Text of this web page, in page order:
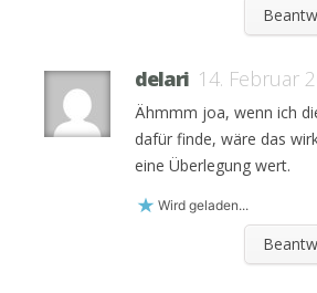
delari 14. Februar
Ähmmm joa, wenn ich
dafür finde, wäre das
eine Überlegung wert.
Wird geladen...